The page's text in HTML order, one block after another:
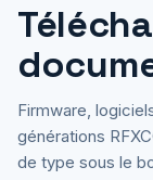
Firmware,
générations
de type sous le